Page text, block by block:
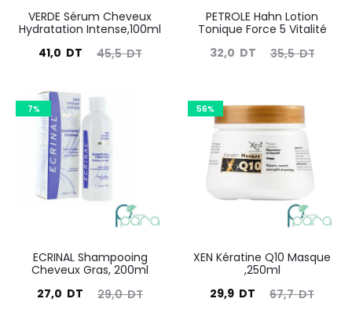
VERDE Sérum Cheveux
Hydratation Intense,100ml
45,5DT
Le
initial
était :
45,5
DT.
41,0 DT
actuel
PETROLE Hahn Lotion
Tonique Force 5 Vitalité
35,5DT
Le
était :
35,5
DT.
32,0 DT
actuel
7%
ECRINAL Shampooing
Cheveux Gras, 200ml
29,0DT
Le
27,0 DT
56%
XEN Kératine Q10 Masque
,250ml
67,7DT
Le
29,9 DT